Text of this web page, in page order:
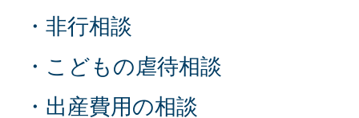
・非行相談
・こどもの虐待相談
・出産費用の相談